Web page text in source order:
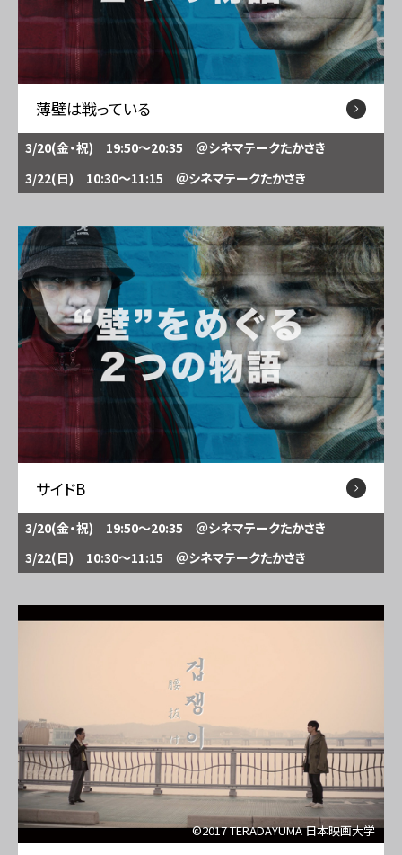
薄壁は戦っている
3/20(金・祝) 19:50～20:35 ＠シネマテークたかさき
3/22(日) 10:30～11:15 ＠シネマテークたかさき
サイドB
3/20(金・祝) 19:50～20:35 ＠シネマテークたかさき
3/22(日) 10:30～11:15 ＠シネマテークたかさき
©2017 TERADAYUMA 日本映画大学